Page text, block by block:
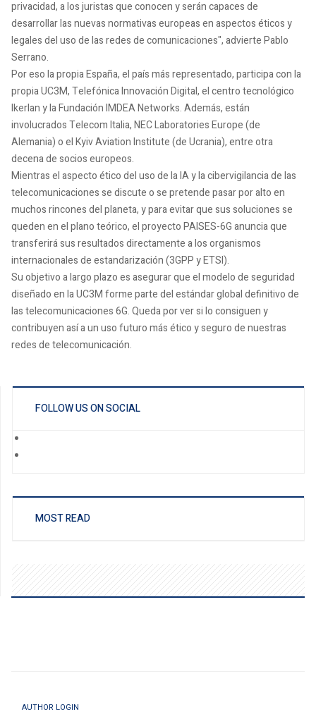
privacidad, a los juristas que conocen y serán capaces de
desarrollar las nuevas normativas europeas en aspectos éticos y
legales del uso de las redes de comunicaciones", advierte Pablo
Serrano.
Por eso la propia España, el país más representado, participa con la
propia UC3M, Telefónica Innovación Digital, el centro tecnológico
Ikerlan y la Fundación IMDEA Networks. Además, están
involucrados Telecom Italia, NEC Laboratories Europe (de
Alemania) o el Kyiv Aviation Institute (de Ucrania), entre otra
decena de socios europeos.
Mientras el aspecto ético del uso de la IA y la cibervigilancia de las
telecomunicaciones se discute o se pretende pasar por alto en
muchos rincones del planeta, y para evitar que sus soluciones se
queden en el plano teórico, el proyecto PAISES-6G anuncia que
transferirá sus resultados directamente a los organismos
internacionales de estandarización (3GPP y ETSI).
Su objetivo a largo plazo es asegurar que el modelo de seguridad
diseñado en la UC3M forme parte del estándar global definitivo de
las telecomunicaciones 6G. Queda por ver si lo consiguen y
contribuyen así a un uso futuro más ético y seguro de nuestras
redes de telecomunicación.
FOLLOW US ON SOCIAL
MOST READ
AUTHOR LOGIN